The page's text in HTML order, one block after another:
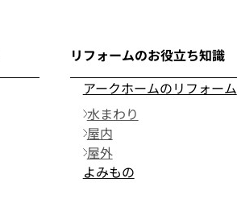
リフォームのお役立ち知識
アークホームのリフォーム
水まわり
屋内
屋外
よみもの